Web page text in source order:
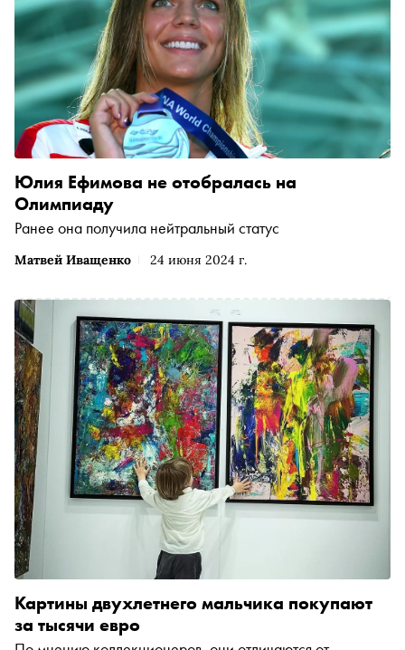
Матвей Иващенко 24 июня 2024 г.
Юлия Ефимова не отобралась на
Олимпиаду
Ранее она получила нейтральный статус
Картины двухлетнего мальчика покупают
за тысячи евро